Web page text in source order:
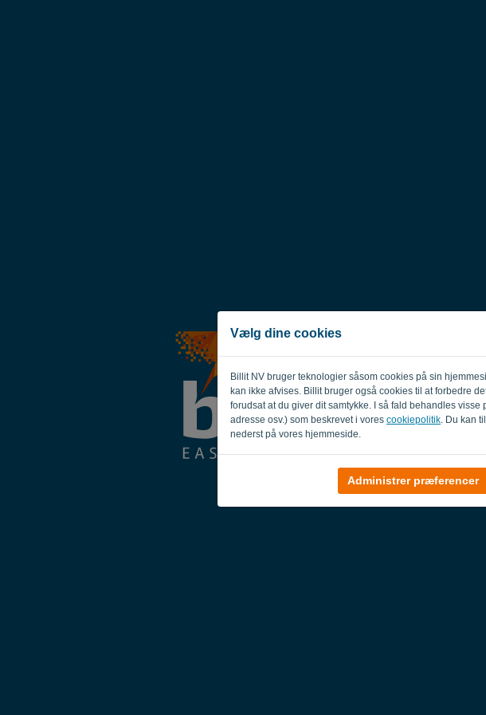
Vælg dine cookies
Billit NV bruger teknologier såsom cookies på sin
kan ikke afvises. Billit bruger også cookies til at forbedre
forudsat at du giver dit samtykke. I så fald behandles
adresse osv.) som beskrevet i vores cookiepolitik . Du kan
nederst på vores hjemmeside.
Administrer præferencer